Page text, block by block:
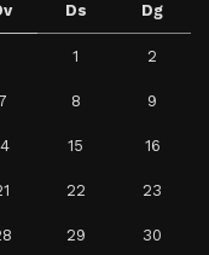
Ds Dg
1 2
7 8 9
15 16
22 23
29 30